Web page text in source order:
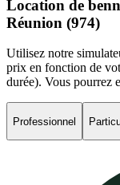
Location de
Réunion (974)
Utilisez notre
prix en fonction de
durée). Vous pourrez
Professionnel